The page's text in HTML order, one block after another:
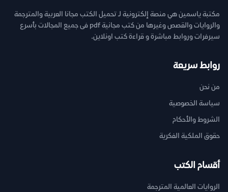
مكتبة ياسمين هي منصة إلكترونية لـ تحميل الكتب مجانا العربية والمترجمة
والروايات والقصص وغيرها من كتب مجانية pdf فى جميع المجالات بأسرع
سيرفرات وروابط مباشرة و قراءة كتب اونلاين.
روابط سريعة
من نحن
سياسة الخصوصية
الشروط والأحكام
حقوق الملكية الفكرية
أقسام الكتب
الروايات العالمية المترجمة